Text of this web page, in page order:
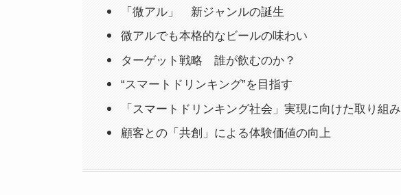
「微アル」 新ジャンルの誕生
微アルでも本格的なビールの味わい
ターゲット戦略 誰が飲むのか？
“スマートドリンキング”を目指す
「スマートドリンキング社会」実現に向けた取り組み
顧客との「共創」による体験価値の向上